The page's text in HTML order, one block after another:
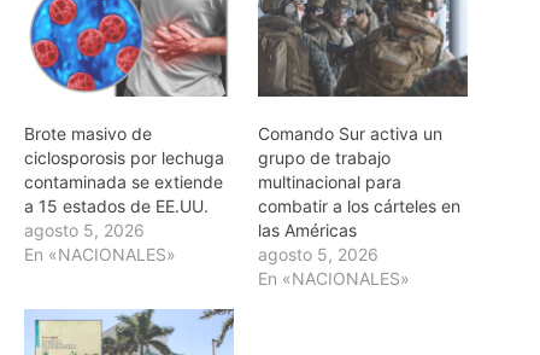
Brote masivo de
ciclosporosis por lechuga
contaminada se extiende
a 15 estados de EE.UU.
agosto 5, 2026
En «NACIONALES»
Comando Sur activa un
grupo de trabajo
multinacional para
combatir a los cárteles en
las Américas
agosto 5, 2026
En «NACIONALES»